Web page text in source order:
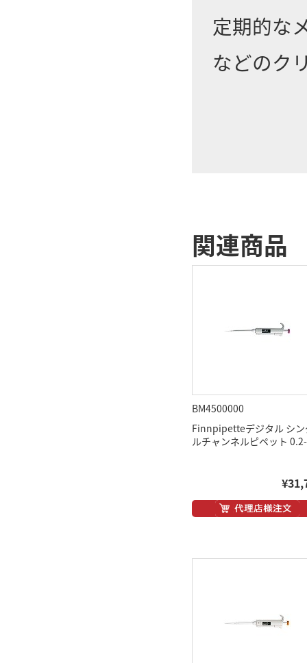
定期的な
などのク
関連商品
BM4500000
Finnpipetteデジタル シン
ルチャンネルピペット